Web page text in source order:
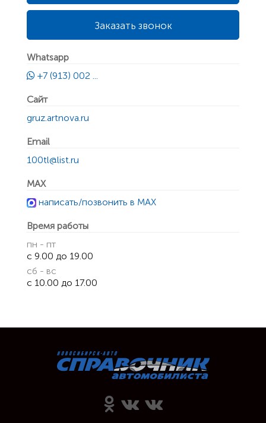
Заказать звонок
Whatsapp
+7 (913) 002 ...
Сайт
gruz.artnova.ru
Email
100tl@list.ru
MAX
написать/позвонить в MAX
Время работы
пн - пт
с 9.00 до 19.00
сб - вс
с 10.00 до 17.00